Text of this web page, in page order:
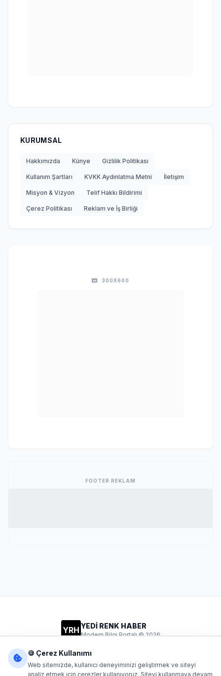
KURUMSAL
Hakkımızda Künye Gizlilik Politikası
Kullanım Şartları KVKK Aydınlatma Metni İletişim
Misyon & Vizyon Telif Hakkı Bildirimi
Çerez Politikası Reklam ve İş Birliği
300X600
FOOTER REKLAM
YRH YEDİ RENK HABER
Modern Bilgi Portalı © 2026
🍪 Çerez Kullanımı
Web sitemizde, kullanıcı deneyiminizi geliştirmek ve siteyi
analiz etmek için çerezler kullanıyoruz. Siteyi kullanmaya devam